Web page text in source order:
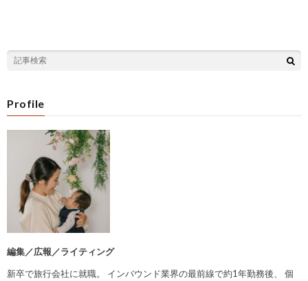
Profile
編集／広報／ライティング
新卒で旅行会社に就職。
インバウンド業界の最前線で約1年勤務後、
個